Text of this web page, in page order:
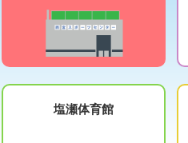
塩瀬体育館